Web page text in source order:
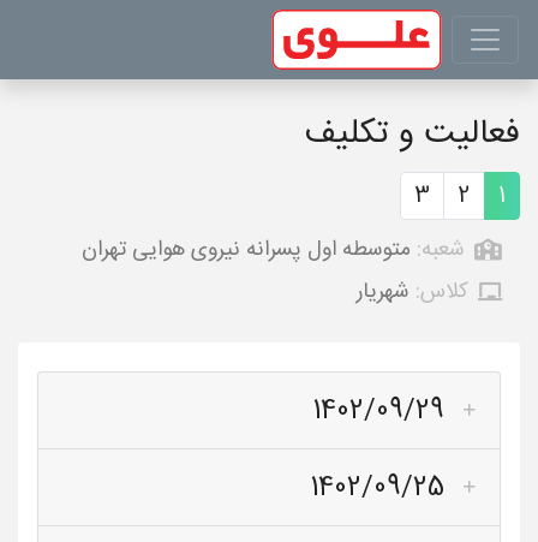
فعالیت و تکلیف
1
2
3
شعبه: متوسطه اول پسرانه نیروی هوایی تهران
کلاس: شهریار
1402/09/29
1402/09/25